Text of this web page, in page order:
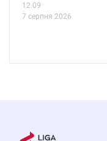
12.09
7 серпня 2026